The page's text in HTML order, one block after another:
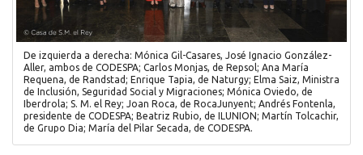
De izquierda a derecha: Mónica Gil-Casares, José Ignacio González-
Aller, ambos de CODESPA; Carlos Monjas, de Repsol; Ana María
Requena, de Randstad; Enrique Tapia, de Naturgy; Elma Saiz, Ministra
de Inclusión, Seguridad Social y Migraciones; Mónica Oviedo, de
Iberdrola; S. M. el Rey; Joan Roca, de RocaJunyent; Andrés Fontenla,
presidente de CODESPA; Beatriz Rubio, de ILUNION; Martín Tolcachir,
de Grupo Dia; María del Pilar Secada, de CODESPA.